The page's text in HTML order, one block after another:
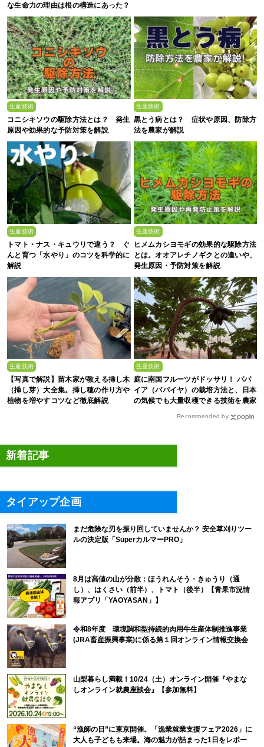
な生命力の理由は根の構造にあった？
生産技術
コニシキソウの駆除方法とは？ 発生
原因や効果的な予防対策を解説
生産技術
黒とう病とは？ 症状や原因、防除方
法を農家が解説
生産技術
トマト・ナス・キュウリで違う？ ぐ
んと育つ「水やり」のコツを科学的に
解説
生産技術
ヒメムカシヨモギの効果的な駆除方法
とは。オオアレチノギクとの違いや、
発生原因・予防対策を解説
生産技術
【写真で解説】苗木家が教える挿し木
（挿し芽）大全集。挿し穂の作り方や
植物を増やすコツなど徹底解説
生産技術
庭に南国フルーツがドッサリ！ パパ
イア（パパイヤ）の栽培方法と、日本
の気候でも大量収穫できる技術を農家
Recommended by
新着記事
タイアップ企画
まだ危険な刃を振り回していませんか？ 安全草刈りツー
ルの決定版「SuperカルマーPRO」
8月は高値の山が分散：ほうれんそう・きゅうり（通
し）、はくさい（前半）、トマト（後半）【青果市況情
報アプリ「YAOYASAN」】
令和8年度 環境調和型持続的肉用牛生産体制推進事業
(JRA畜産振興事業)に係る第１回オンライン情報交換会
山梨暮らし満載！10/24（土）オンライン開催『やまな
しオンライン就農座談会』【参加無料】
“漁師の日”に東京開催。「漁業就業支援フェア2026」に
大人も子どもも来場。海の魅力が詰まった1日をレポー